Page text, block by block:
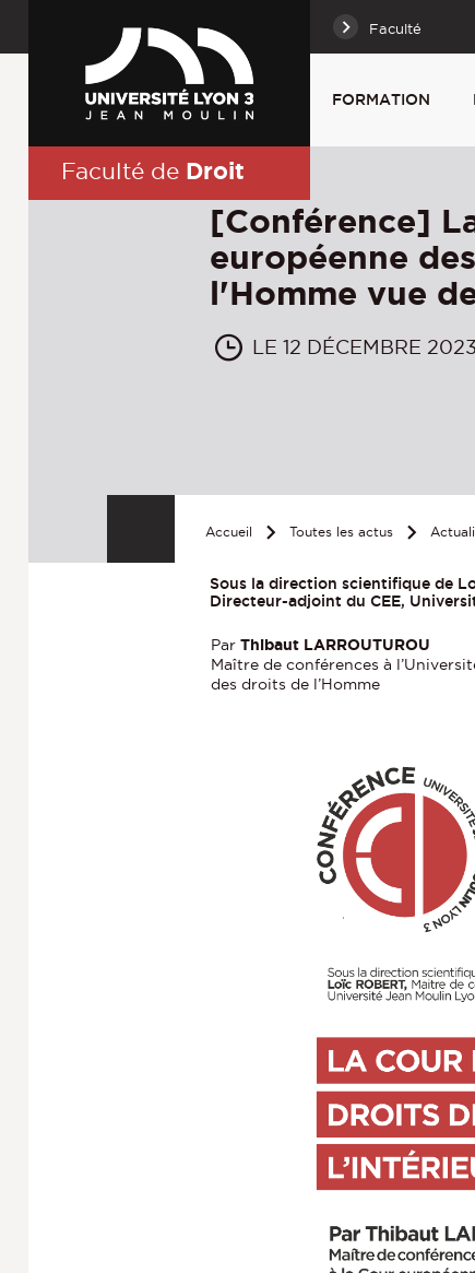
Faculté
FORMATION
Faculté de Droit
[Conférence]
européenne
l'Homme vue
LE 12 DÉCEMBRE 2023
Accueil Toutes les actus
Sous la direction scientifique de
Directeur-adjoint du CEE,
ParThibaut LARROUTUROU
Maître de conférences à
des droits de l’Homme